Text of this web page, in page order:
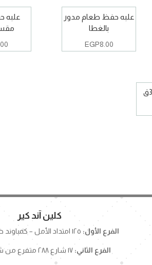
علبه حفظ طعام مدور
بالغطا
EGP8.00
علبه
كلين آند كير
الفرع الأول:
الفرع الثاني: ١٧ شارع ٢٨٨ متفرع من شارع الجزائر